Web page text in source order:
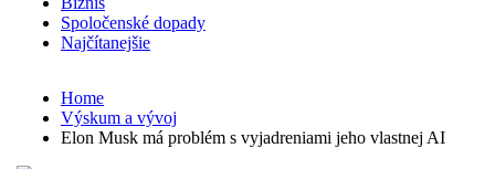
Spoločenské dopady
Najčítanejšie
Home
Výskum a vývoj
Elon Musk má problém s vyjadreniami jeho vlastnej AI